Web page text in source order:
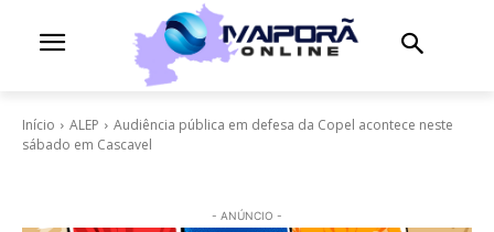
Início ALEP
Audiência pública em defesa da Copel acontece neste
sábado em Cascavel
- ANÚNCIO -